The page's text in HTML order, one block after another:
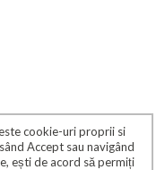
cookie-uri proprii si
Accept sau navigând
ești de acord să permiți